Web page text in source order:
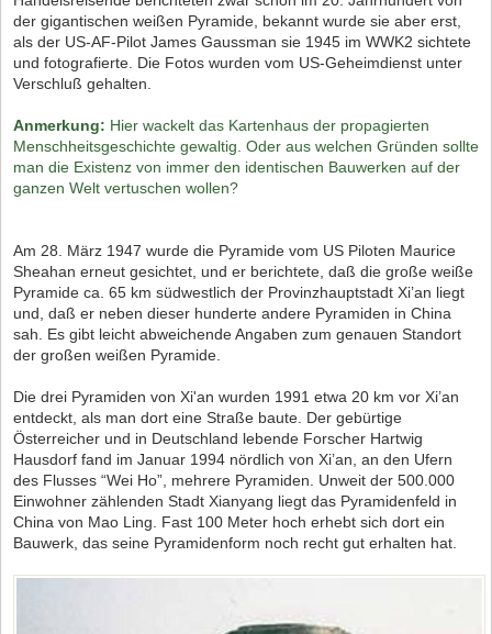
der gigantischen weißen Pyramide, bekannt wurde sie aber erst,
als der US-AF-Pilot James Gaussman sie 1945 im WWK2 sichtete
und fotografierte. Die Fotos wurden vom US-Geheimdienst unter
Verschluß gehalten.
Anmerkung: Hier wackelt das Kartenhaus der propagierten
Menschheitsgeschichte gewaltig. Oder aus welchen Gründen sollte
man die Existenz von immer den identischen Bauwerken auf der
ganzen Welt vertuschen wollen?
Am 28. März 1947 wurde die Pyramide vom US Piloten Maurice
Sheahan erneut gesichtet, und er berichtete, daß die große weiße
Pyramide ca. 65 km südwestlich der Provinzhauptstadt Xi’an liegt
und, daß er neben dieser hunderte andere Pyramiden in China
sah. Es gibt leicht abweichende Angaben zum genauen Standort
der großen weißen Pyramide.
Die drei Pyramiden von Xi'an wurden 1991 etwa 20 km vor Xi’an
entdeckt, als man dort eine Straße baute. Der gebürtige
Österreicher und in Deutschland lebende Forscher Hartwig
Hausdorf fand im Januar 1994 nördlich von Xi’an, an den Ufern
des Flusses “Wei Ho”, mehrere Pyramiden. Unweit der 500.000
Einwohner zählenden Stadt Xianyang liegt das Pyramidenfeld in
China von Mao Ling. Fast 100 Meter hoch erhebt sich dort ein
Bauwerk, das seine Pyramidenform noch recht gut erhalten hat.